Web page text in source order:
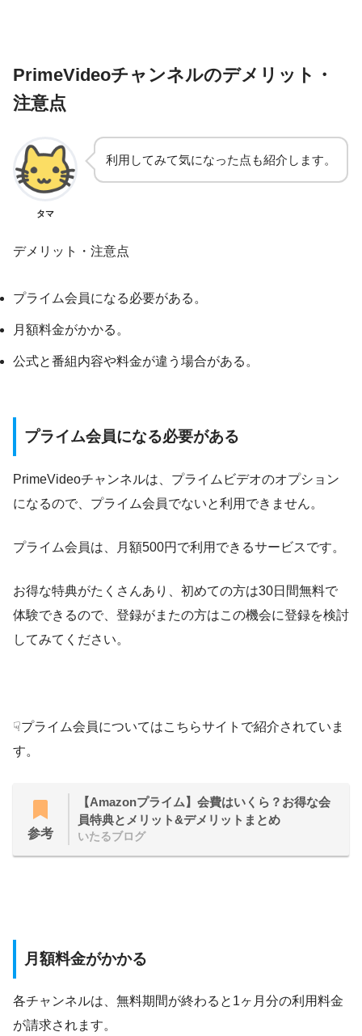
PrimeVideoチャンネルのデメリット・
注意点
タマ
利用してみて気になった点も紹介します。
デメリット・注意点
プライム会員になる必要がある。
月額料金がかかる。
公式と番組内容や料金が違う場合がある。
プライム会員になる必要がある
PrimeVideoチャンネルは、プライムビデオのオプション
になるので、プライム会員でないと利用できません。
プライム会員は、月額500円で利用できるサービスです。
お得な特典がたくさんあり、初めての方は30日間無料で
体験できるので、登録がまたの方はこの機会に登録を検討
してみてください。
☟プライム会員についてはこちらサイトで紹介されていま
す。
参考
【Amazonプライム】会費はいくら？お得な会
員特典とメリット&デメリットまとめ
いたるブログ
月額料金がかかる
各チャンネルは、無料期間が終わると1ヶ月分の利用料金
が請求されます。